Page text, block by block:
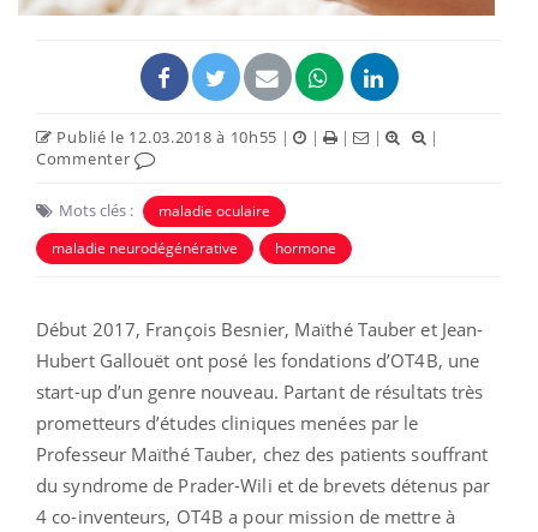
Publié le 12.03.2018 à 10h55 | | | |
|
Commenter
Mots clés :
maladie oculaire
maladie neurodégénérative
hormone
Début 2017, François Besnier, Maïthé Tauber et Jean-
Hubert Gallouët ont posé les fondations d’OT4B, une
start-up d’un genre nouveau. Partant de résultats très
prometteurs d’études cliniques menées par le
Professeur Maïthé Tauber, chez des patients souffrant
du syndrome de Prader-Wili et de brevets détenus par
4 co-inventeurs, OT4B a pour mission de mettre à